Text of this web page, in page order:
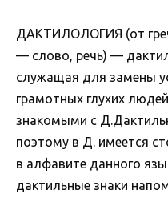
ДАКТИЛОЛОГИЯ (от
— слово, речь) —
служащая для замены
грамотных глухих
знакомыми с
поэтому в Д. имеется
в алфавите данного
дактильные знаки